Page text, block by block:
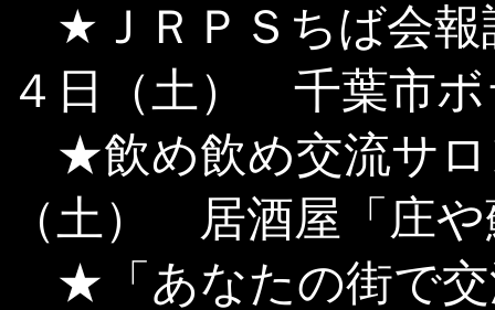
★ＪＲＰＳちば会報
４日（土） 千葉市
★飲め飲め交流サロ
（土） 居酒屋「庄
★「あなたの街で交